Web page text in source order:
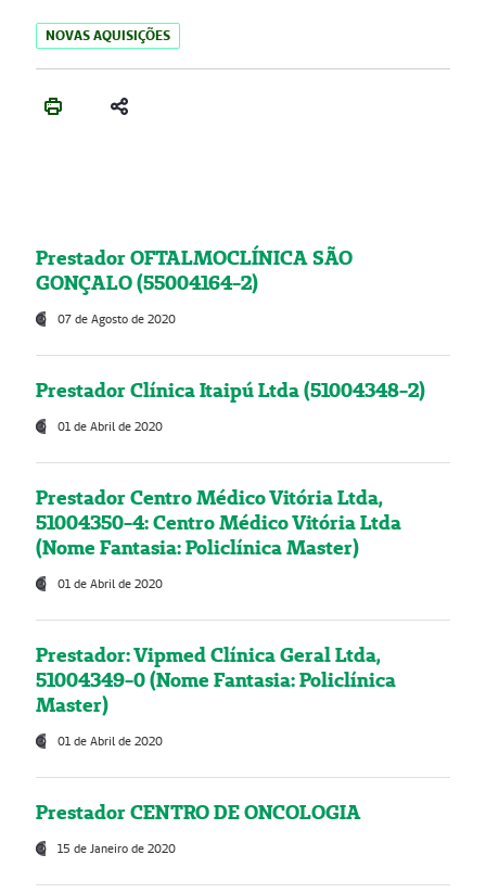
NOVAS AQUISIÇÕES
Prestador OFTALMOCLÍNICA SÃO
GONÇALO (55004164-2)
07 de Agosto de 2020
Prestador Clínica Itaipú Ltda (51004348-2)
01 de Abril de 2020
Prestador Centro Médico Vitória Ltda,
51004350-4: Centro Médico Vitória Ltda
(Nome Fantasia: Policlínica Master)
01 de Abril de 2020
Prestador: Vipmed Clínica Geral Ltda,
51004349-0 (Nome Fantasia: Policlínica
Master)
01 de Abril de 2020
Prestador CENTRO DE ONCOLOGIA
15 de Janeiro de 2020